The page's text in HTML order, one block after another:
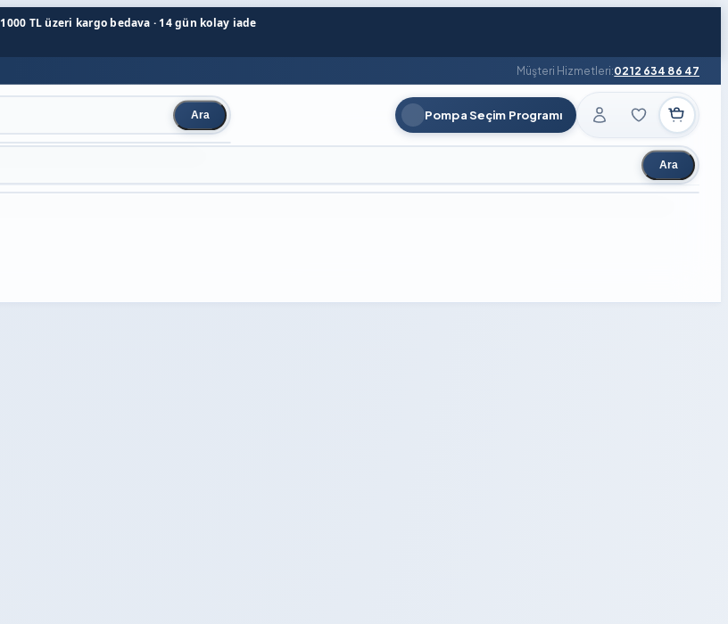
1000 TL üzeri kargo bedava · 14 gün kolay iade
Müşteri Hizmetleri:0212 634 86 47
Ara Pompa Seçim Programı
Ara